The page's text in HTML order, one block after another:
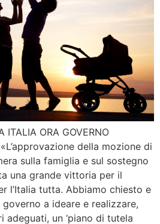
ITALIA ORA GOVERNO
della mozione di
sulla famiglia e sul sostegno
una grande vittoria per il
l’Italia tutta. Abbiamo chiesto e
a ideare e realizzare,
adeguati, un ‘piano di tutela